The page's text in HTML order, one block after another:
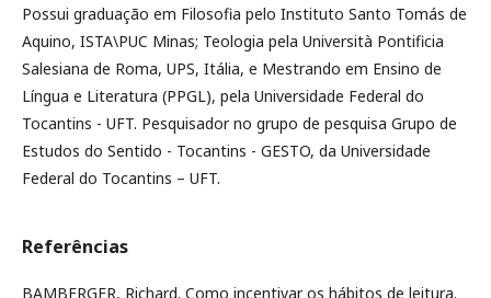
Possui graduação em Filosofia pelo Instituto Santo Tomás de
Aquino, ISTA\PUC Minas; Teologia pela Università Pontificia
Salesiana de Roma, UPS, Itália, e Mestrando em Ensino de
Língua e Literatura (PPGL), pela Universidade Federal do
Tocantins - UFT. Pesquisador no grupo de pesquisa Grupo de
Estudos do Sentido - Tocantins - GESTO, da Universidade
Federal do Tocantins – UFT.
Referências
BAMBERGER, Richard. Como incentivar os hábitos de leitura.